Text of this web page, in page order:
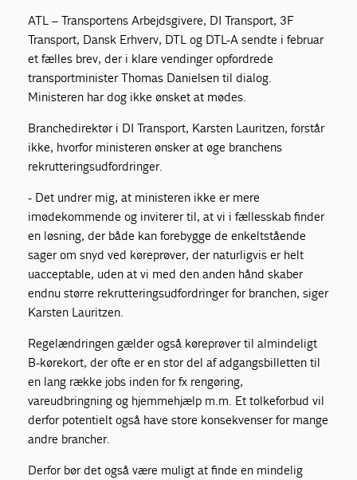
ATL – Transportens Arbejdsgivere, DI Transport, 3F
Transport, Dansk Erhverv, DTL og DTL-A sendte i februar
et fælles brev, der i klare vendinger opfordrede
transportminister Thomas Danielsen til dialog.
Ministeren har dog ikke ønsket at mødes.
Branchedirektør i DI Transport, Karsten Lauritzen, forstår
ikke, hvorfor ministeren ønsker at øge branchens
rekrutteringsudfordringer.
- Det undrer mig, at ministeren ikke er mere
imødekommende og inviterer til, at vi i fællesskab finder
en løsning, der både kan forebygge de enkeltstående
sager om snyd ved køreprøver, der naturligvis er helt
uacceptable, uden at vi med den anden hånd skaber
endnu større rekrutteringsudfordringer for branchen, siger
Karsten Lauritzen.
Regelændringen gælder også køreprøver til almindeligt
B-kørekort, der ofte er en stor del af adgangsbilletten til
en lang række jobs inden for fx rengøring,
vareudbringning og hjemmehjælp m.m. Et tolkeforbud vil
derfor potentielt også have store konsekvenser for mange
andre brancher.
Derfor bør det også være muligt at finde en mindelig